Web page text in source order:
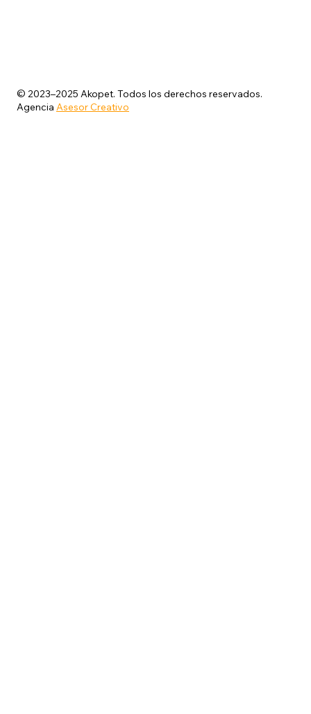
© 2023–2025 Akopet. Todos los derechos reservados.
Agencia Asesor Creativo